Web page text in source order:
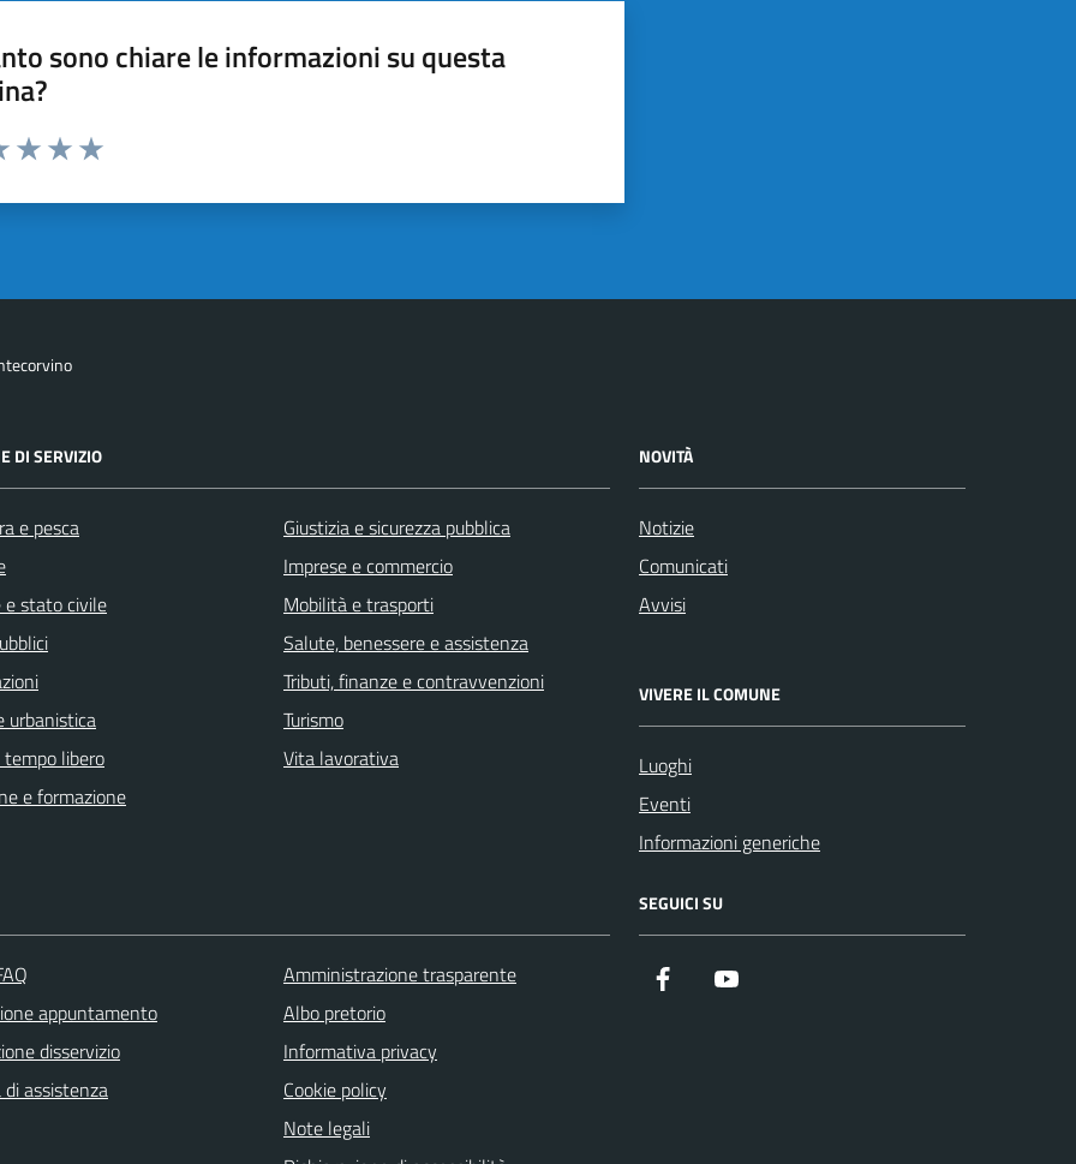
sono chiare le informazioni su questa
1 a 5 stelle la pagina
DI SERVIZIO
e pesca
e stato civile
urbanistica
libero
e formazione
Giustizia e sicurezza pubblica
Imprese e commercio
Mobilità e trasporti
Salute, benessere e assistenza
Tributi, finanze e contravvenzioni
Turismo
Vita lavorativa
NOVITÀ
Notizie
Comunicati
Avvisi
VIVERE IL COMUNE
Luoghi
Eventi
Informazioni generiche
appuntamento
disservizio
assistenza
Amministrazione trasparente
Albo pretorio
Informativa privacy
Cookie policy
Note legali
SEGUICI SU
Facebook